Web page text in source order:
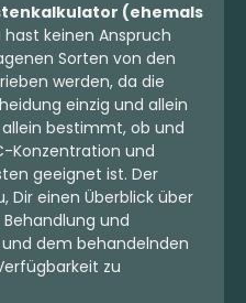
Sativa Blüten
CherryCo THC 23 Sativa
Skyflow Ghost
4,2
(ehemals
hast keinen Anspruch
Sorten von den
werden, da die
einzig und allein
bestimmt, ob und
Konzentration und
geeignet ist. Der
Dir einen Überblick über
und
dem behandelnden
zu